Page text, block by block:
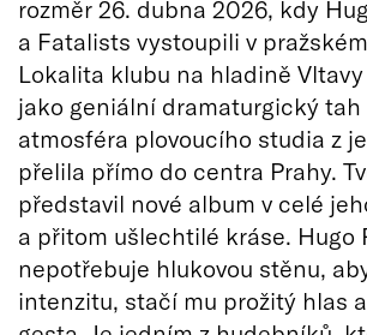
rozměr 26. dubna 2026, kdy
a Fatalists vystoupili v
Lokalita klubu na hladině
jako geniální dramaturgický tah
atmosféra plovoucího studia z
přelila přímo do centra Prahy.
představil nové album v celé
a přitom ušlechtilé kráse. Hugo
nepotřebuje hlukovou stěnu,
intenzitu, stačí mu prožitý hlas